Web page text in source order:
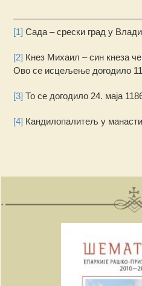
[1] Сада – срески град у
[2] Кнез Михаил – син кнеза
Ово се исцељење догодило
[3] То се догодило 24. маја
[4] Кандилопалитељ у